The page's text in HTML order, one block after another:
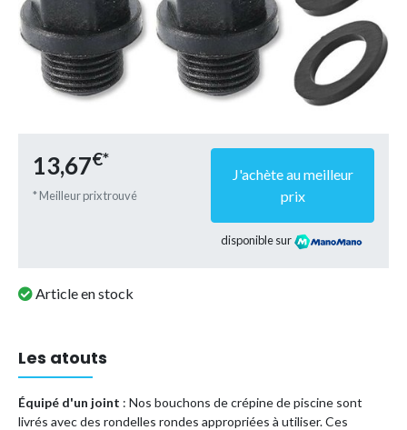
13,67€*
* Meilleur prix trouvé
J'achète au meilleur
prix
disponible sur
Article en stock
Les atouts
Équipé d'un joint : Nos bouchons de crépine de piscine sont
livrés avec des rondelles rondes appropriées à utiliser. Ces